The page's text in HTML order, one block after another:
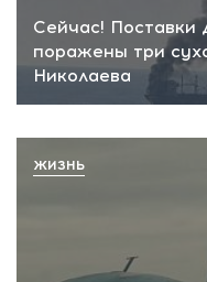
Сейчас! Поставки
поражены три
Николаева
ЖИЗНЬ